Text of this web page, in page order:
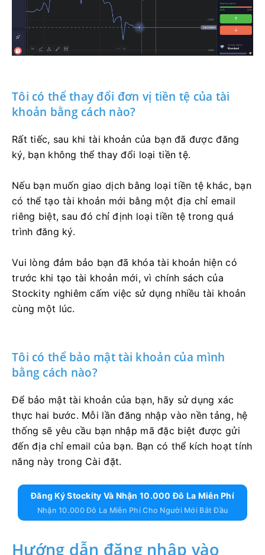
Tôi có thể thay đổi đơn vị tiền tệ của tài
khoản bằng cách nào?
Rất tiếc, sau khi tài khoản của bạn đã được đăng
ký, bạn không thể thay đổi loại tiền tệ.
Nếu bạn muốn giao dịch bằng loại tiền tệ khác, bạn
có thể tạo tài khoản mới bằng một địa chỉ email
riêng biệt, sau đó chỉ định loại tiền tệ trong quá
trình đăng ký.
Vui lòng đảm bảo bạn đã khóa tài khoản hiện có
trước khi tạo tài khoản mới, vì chính sách của
Stockity nghiêm cấm việc sử dụng nhiều tài khoản
cùng một lúc.
Tôi có thể bảo mật tài khoản của mình
bằng cách nào?
Để bảo mật tài khoản của bạn, hãy sử dụng xác
thực hai bước. Mỗi lần đăng nhập vào nền tảng, hệ
thống sẽ yêu cầu bạn nhập mã đặc biệt được gửi
đến địa chỉ email của bạn. Bạn có thể kích hoạt tính
năng này trong Cài đặt.
Đăng Ký Stockity Và Nhận 10.000 Đô La Miễn Phí
Nhận 10.000 Đô La Miễn Phí Cho Người Mới Bắt Đầu
Hướng dẫn đăng nhập vào